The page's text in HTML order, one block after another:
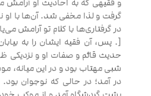
و فقيهى كه به احاديث او آرامش
گرفت و لذا مخفى شد. آن‌ها با او
در گرفتارى‌ها با كلام تو آرامش
[. پس، آن فقيه ايشان را به
حديث قائم و صفات او و نزديكى
شبى مهتاب بود و در اين ميانه،
در آمد؛ در حالى كه نوجوان